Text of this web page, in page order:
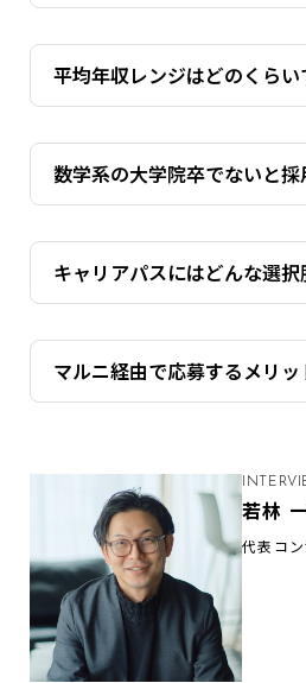
平均年収レンジはどのくらい
数学系の大学院卒でないと採
キャリアパスにはどんな選択
マルニ経由で応募するメリッ
若林
代表コ